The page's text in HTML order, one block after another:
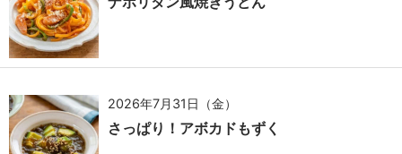
2026年7月31日（金）
さっぱり！アボカドもずく